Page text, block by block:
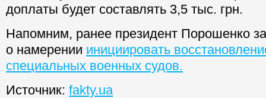
Для тех, кто выполняет боевые задачи во
доплата увеличивается еще на 1100
доплаты будет составлять 3,5 тыс. грн.
Напомним, ранее президент Порошенко
о намерении инициировать